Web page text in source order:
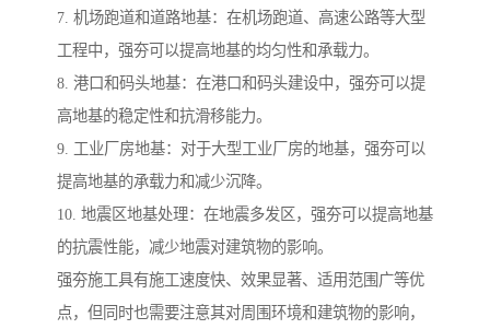
7. 机场跑道和道路地基：在机场跑道、高速公路等大型
工程中，强夯可以提高地基的均匀性和承载力。
8. 港口和码头地基：在港口和码头建设中，强夯可以提
高地基的稳定性和抗滑移能力。
9. 工业厂房地基：对于大型工业厂房的地基，强夯可以
提高地基的承载力和减少沉降。
10. 地震区地基处理：在地震多发区，强夯可以提高地基
的抗震性能，减少地震对建筑物的影响。
强夯施工具有施工速度快、效果显著、适用范围广等优
点，但同时也需要注意其对周围环境和建筑物的影响，